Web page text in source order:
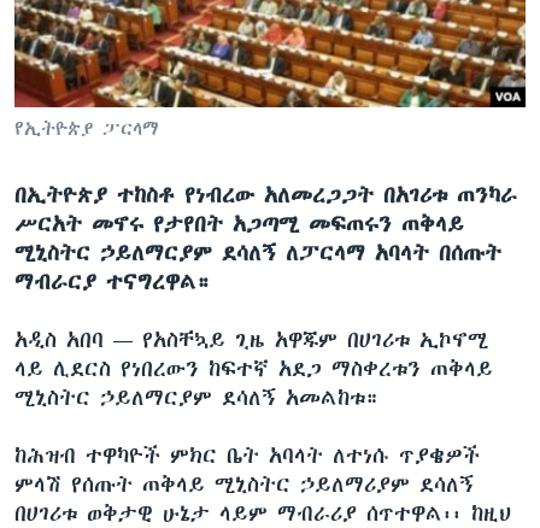
ቋንቋዎች
የኢትዮጵያ ፓርላማ
በኢትዮጵያ ተከስቶ የነብረው አለመረጋጋት በአገሪቱ ጠንካራ
ሥርአት መኖሩ የታየበት አጋጣሚ መፍጠሩን ጠቅላይ
ሚኒስትር ኃይለማርያም ደሳለኝ ለፓርላማ አባላት በሰጡት
ማብራርያ ተናግረዋል።
አዲስ አበባ — የአስቸኳይ ጊዜ አዋጁም በሀገሪቱ ኢኮኖሚ
ላይ ሊደርስ የነበረውን ከፍተኛ አደጋ ማስቀረቱን ጠቅላይ
ሚኒስትር ኃይለማርያም ደሳለኝ አመልከቱ።
ከሕዝብ ተዋካዮች ምክር ቤት አባላት ለተነሱ ጥያቄዎች
ምላሽ የሰጡት ጠቅላይ ሚኒስትር ኃይለማሪያም ደሳለኝ
በሀገሪቱ ወቅታዊ ሁኔታ ላይም ማብራሪያ ሰጥተዋል፡፡ ከዚህ